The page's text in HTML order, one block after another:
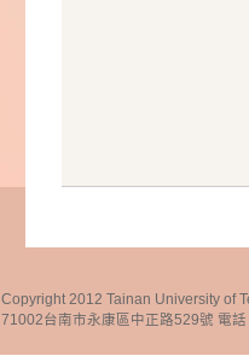
Copyright 2012 Tainan University of
71002台南市永康區中正路529號 電